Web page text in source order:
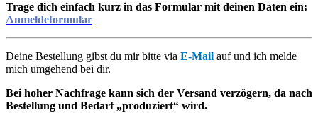
Trage dich einfach kurz in das Formular mit deinen Daten ein:
Anmeldeformular
Deine Bestellung gibst du mir bitte via E-Mail auf und ich melde
mich umgehend bei dir.
Bei hoher Nachfrage kann sich der Versand verzögern, da nach
Bestellung und Bedarf „produziert“ wird.